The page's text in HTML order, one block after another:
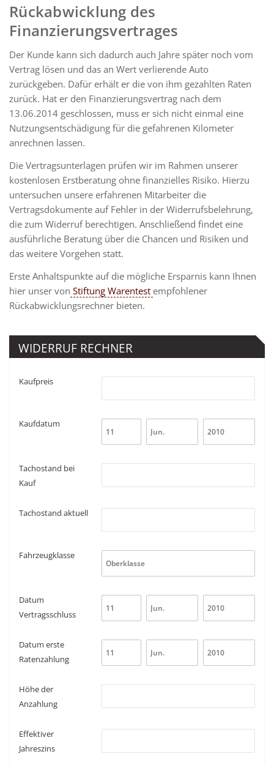
Rückabwicklung des
Finanzierungsvertrages
Der Kunde kann sich dadurch auch Jahre später noch vom
Vertrag lösen und das an Wert verlierende Auto
zurückgeben. Dafür erhält er die von ihm gezahlten Raten
zurück. Hat er den Finanzierungsvertrag nach dem
13.06.2014 geschlossen, muss er sich nicht einmal eine
Nutzungsentschädigung für die gefahrenen Kilometer
anrechnen lassen.
Die Vertragsunterlagen prüfen wir im Rahmen unserer
kostenlosen Erstberatung ohne finanzielles Risiko. Hierzu
untersuchen unsere erfahrenen Mitarbeiter die
Vertragsdokumente auf Fehler in der Widerrufsbelehrung,
die zum Widerruf berechtigen. Anschließend findet eine
ausführliche Beratung über die Chancen und Risiken und
das weitere Vorgehen statt.
Erste Anhaltspunkte auf die mögliche Ersparnis kann Ihnen
hier unser von Stiftung Warentest empfohlener
Rückabwicklungsrechner bieten.
WIDERRUF RECHNER
Kaufpreis
Kaufdatum
Tachostand bei
Kauf
Tachostand aktuell
Fahrzeugklasse
Datum
Vertragsschluss
Datum erste
Ratenzahlung
Höhe der
Anzahlung
Effektiver
Jahreszins